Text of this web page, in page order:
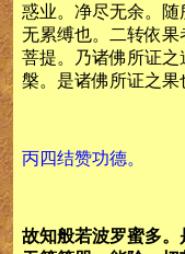
惑业。净尽无余。
无累缚也。二转依
菩提。乃诸佛所证
槃。是诸佛所证之果
丙四结赞功德。
故知般若波罗蜜多